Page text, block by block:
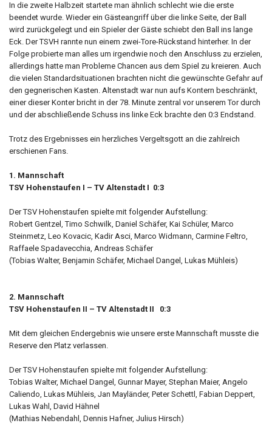
In die zweite Halbzeit startete man ähnlich schlecht wie die erste
beendet wurde. Wieder ein Gästeangriff über die linke Seite, der Ball
wird zurückgelegt und ein Spieler der Gäste schiebt den Ball ins lange
Eck. Der TSVH rannte nun einem zwei-Tore-Rückstand hinterher. In der
Folge probierte man alles um irgendwie noch den Anschluss zu erzielen,
allerdings hatte man Probleme Chancen aus dem Spiel zu kreieren. Auch
die vielen Standardsituationen brachten nicht die gewünschte Gefahr auf
den gegnerischen Kasten. Altenstadt war nun aufs Kontern beschränkt,
einer dieser Konter bricht in der 78. Minute zentral vor unserem Tor durch
und der abschließende Schuss ins linke Eck brachte den 0:3 Endstand.
Trotz des Ergebnisses ein herzliches Vergeltsgott an die zahlreich
erschienen Fans.
1. Mannschaft
TSV Hohenstaufen I – TV Altenstadt I 0:3
Der TSV Hohenstaufen spielte mit folgender Aufstellung:
Robert Gentzel, Timo Schwilk, Daniel Schäfer, Kai Schüler, Marco
Steinmetz, Leo Kovacic, Kadir Asci, Marco Widmann, Carmine Feltro,
Raffaele Spadavecchia, Andreas Schäfer
(Tobias Walter, Benjamin Schäfer, Michael Dangel, Lukas Mühleis)
2. Mannschaft
TSV Hohenstaufen II – TV Altenstadt II 0:3
Mit dem gleichen Endergebnis wie unsere erste Mannschaft musste die
Reserve den Platz verlassen.
Der TSV Hohenstaufen spielte mit folgender Aufstellung:
Tobias Walter, Michael Dangel, Gunnar Mayer, Stephan Maier, Angelo
Caliendo, Lukas Mühleis, Jan Mayländer, Peter Schettl, Fabian Deppert,
Lukas Wahl, David Hähnel
(Mathias Nebendahl, Dennis Hafner, Julius Hirsch)